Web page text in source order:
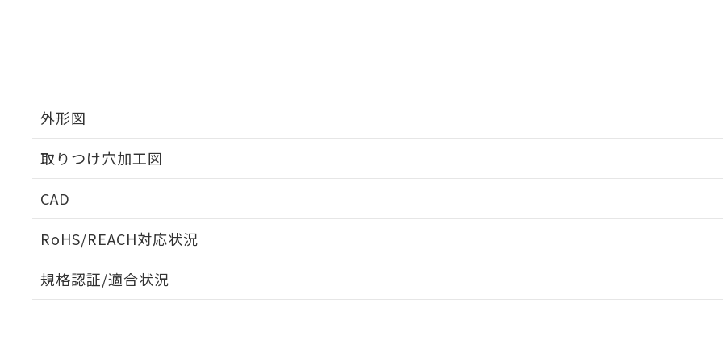
外形図
取りつけ穴加工図
CAD
RoHS/REACH対応状況
EU RoHS 注意事項・凡例
規格認証/適合状況